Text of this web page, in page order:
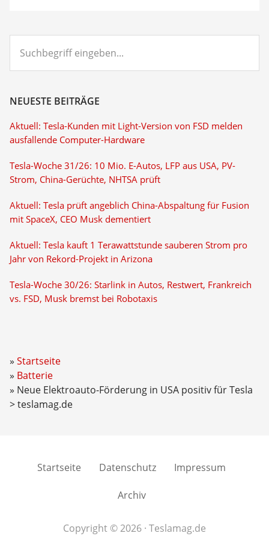
eingeben...
NEUESTE BEITRÄGE
Aktuell: Tesla-Kunden mit Light-Version von FSD melden
ausfallende Computer-Hardware
Tesla-Woche 31/26: 10 Mio. E-Autos, LFP aus USA, PV-
Strom, China-Gerüchte, NHTSA prüft
Aktuell: Tesla prüft angeblich China-Abspaltung für Fusion
mit SpaceX, CEO Musk dementiert
Aktuell: Tesla kauft 1 Terawattstunde sauberen Strom pro
Jahr von Rekord-Projekt in Arizona
Tesla-Woche 30/26: Starlink in Autos, Restwert, Frankreich
vs. FSD, Musk bremst bei Robotaxis
Startseite
Batterie
Neue Elektroauto-Förderung in USA positiv für Tesla
> teslamag.de
Startseite Datenschutz Impressum
Archiv
Copyright © 2026 · Teslamag.de